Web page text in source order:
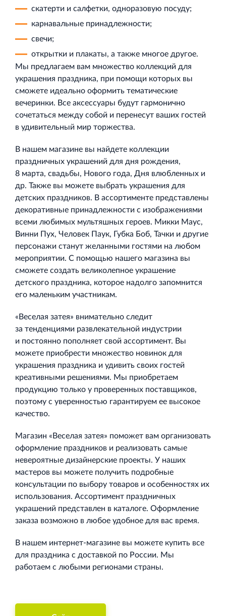
скатерти и салфетки, одноразовую посуду;
карнавальные принадлежности;
свечи;
открытки и плакаты, а также многое другое.
Мы предлагаем вам множество коллекций для
украшения праздника, при помощи которых вы
сможете идеально оформить тематические
вечеринки. Все аксессуары будут гармонично
сочетаться между собой и перенесут ваших гостей
в удивительный мир торжества.
В нашем магазине вы найдете коллекции
праздничных украшений для дня рождения,
8 марта, свадьбы, Нового года, Дня влюбленных и
др. Также вы можете выбрать украшения для
детских праздников. В ассортименте представлены
декоративные принадлежности с изображениями
всеми любимых мультяшных героев. Микки Маус,
Винни Пух, Человек Паук, Губка Боб, Тачки и другие
персонажи станут желанными гостями на любом
мероприятии. С помощью нашего магазина вы
сможете создать великолепное украшение
детского праздника, которое надолго запомнится
его маленьким участникам.
«Веселая затея» внимательно следит
за тенденциями развлекательной индустрии
и постоянно пополняет свой ассортимент. Вы
можете приобрести множество новинок для
украшения праздника и удивить своих гостей
креативными решениями. Мы приобретаем
продукцию только у проверенных поставщиков,
поэтому с уверенностью гарантируем ее высокое
качество.
Магазин «Веселая затея» поможет вам организовать
оформление праздников и реализовать самые
невероятные дизайнерские проекты. У наших
мастеров вы можете получить подробные
консультации по выбору товаров и особенностях их
использования. Ассортимент праздничных
украшений представлен в каталоге. Оформление
заказа возможно в любое удобное для вас время.
В нашем интернет-магазине вы можете купить все
для праздника с доставкой по России. Мы
работаем с любыми регионами страны.